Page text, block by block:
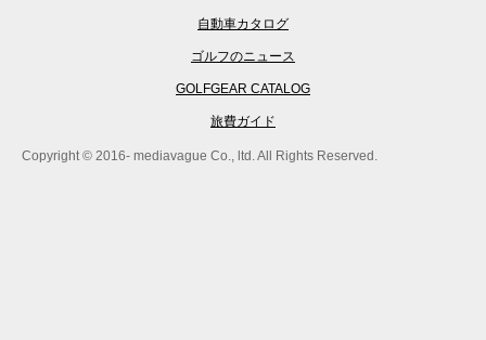
自動車カタログ
ゴルフのニュース
GOLFGEAR CATALOG
旅費ガイド
Copyright © 2016- mediavague Co., ltd. All Rights Reserved.